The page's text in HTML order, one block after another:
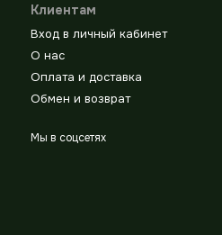
Клиентам
Вход в личный кабинет
О нас
Оплата и доставка
Обмен и возврат
Мы в соцсетях